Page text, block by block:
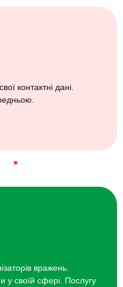
контактні дані.
вражень.
у своїй сфері. Послугу